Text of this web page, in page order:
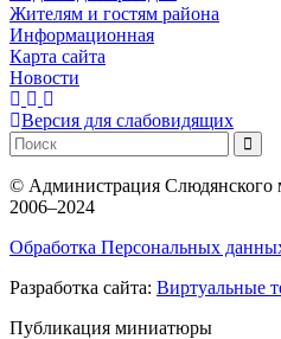
Жителям и гостям района
Информационная
Карта сайта
Новости
Версия для слабовидящих
© Администрация Слюдянского
2006–2024
Обработка Персональных
Разработка сайта: Виртуальные
Публикация миниатюры